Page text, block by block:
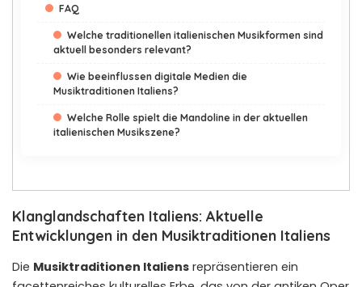
FAQ
Welche traditionellen italienischen Musikformen sind
aktuell besonders relevant?
Wie beeinflussen digitale Medien die
Musiktraditionen Italiens?
Welche Rolle spielt die Mandoline in der aktuellen
italienischen Musikszene?
Klanglandschaften Italiens: Aktuelle
Entwicklungen in den Musiktraditionen Italiens
Die Musiktraditionen Italiens repräsentieren ein